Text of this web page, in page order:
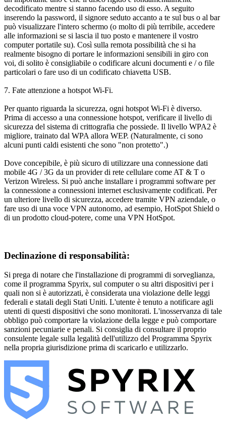
decodificato mentre si stanno facendo uso di esso. A seguito
inserendo la password, il signore seduto accanto a te sul bus o al bar
può visualizzare l'intero schermo (o molto di più terribile, accedere
alle informazioni se si lascia il tuo posto e mantenere il vostro
computer portatile su). Così sulla remota possibilità che si ha
realmente bisogno di portare le informazioni sensibili in giro con
voi, di solito è consigliabile o codificare alcuni documenti e / o file
particolari o fare uso di un codificato chiavetta USB.
7. Fate attenzione a hotspot Wi-Fi.
Per quanto riguarda la sicurezza, ogni hotspot Wi-Fi è diverso.
Prima di accesso a una connessione hotspot, verificare il livello di
sicurezza del sistema di crittografia che possiede. Il livello WPA2 è
migliore, trainato dal WPA allora WEP. (Naturalmente, ci sono
alcuni punti caldi esistenti che sono "non protetto".)
Dove concepibile, è più sicuro di utilizzare una connessione dati
mobile 4G / 3G da un provider di rete cellulare come AT & T o
Verizon Wireless. Si può anche installare i programmi software per
la connessione a connessioni internet esclusivamente codificati. Per
un ulteriore livello di sicurezza, accedere tramite VPN aziendale, o
fare uso di una voce VPN autonomo, ad esempio, HotSpot Shield o
di un prodotto cloud-potere, come una VPN HotSpot.
Declinazione di responsabilità:
Si prega di notare che l'installazione di programmi di sorveglianza,
come il programma Spyrix, sul computer o su altri dispositivi per i
quali non si è autorizzati, è considerata una violazione delle leggi
federali e statali degli Stati Uniti. L'utente è tenuto a notificare agli
utenti di questi dispositivi che sono monitorati. L'inosservanza di tale
obbligo può comportare la violazione della legge e può comportare
sanzioni pecuniarie e penali. Si consiglia di consultare il proprio
consulente legale sulla legalità dell'utilizzo del Programma Spyrix
nella propria giurisdizione prima di scaricarlo e utilizzarlo.